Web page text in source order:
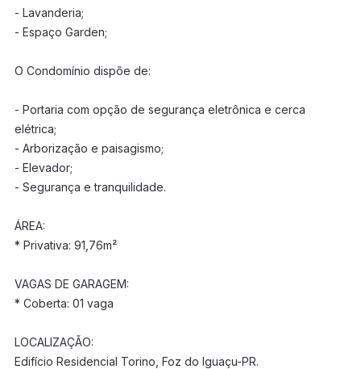
- Lavanderia;
- Espaço Garden;
O Condomínio dispõe de:
- Portaria com opção de segurança eletrônica e cerca
elétrica;
- Arborização e paisagismo;
- Elevador;
- Segurança e tranquilidade.
ÁREA:
* Privativa: 91,76m²
VAGAS DE GARAGEM:
* Coberta: 01 vaga
LOCALIZAÇÃO:
Edifício Residencial Torino, Foz do Iguaçu-PR.